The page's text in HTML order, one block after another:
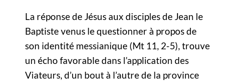
La réponse de Jésus aux disciples de Jean le
Baptiste venus le questionner à propos de
son identité messianique (Mt 11, 2-5), trouve
un écho favorable dans l’application des
Viateurs, d’un bout à l’autre de la province